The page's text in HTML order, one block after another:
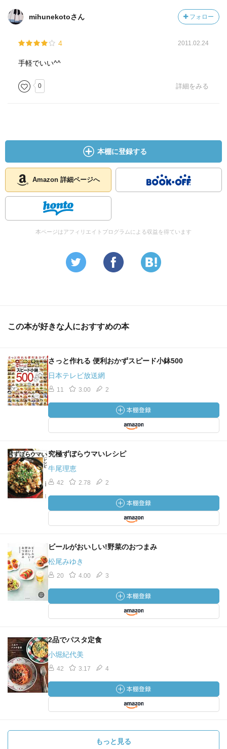
mihunekotoさん フォロー
4 2011.02.24
手軽でいい^^
0 詳細をみる
本棚に登録する
Amazon 詳細ページへ
本ページはアフィリエイトプログラムによる収益を得ています
この本が好きな人におすすめの本
さっと作れる 便利おかずスピード小鉢500
日本テレビ放送網
11 3.00 2
究極ずぼらウマいレシピ
牛尾理恵
42 2.78 2
ビールがおいしい!野菜のおつまみ
松尾みゆき
20 4.00 3
2品でパスタ定食
小堀紀代美
42 3.17 4
もっと見る